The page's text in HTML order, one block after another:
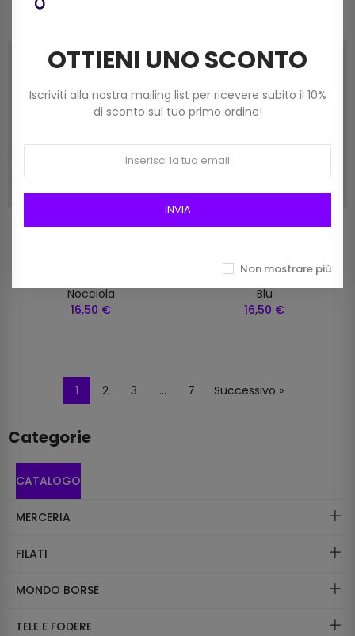
Nocciola
16,50 €
In Ecopelle Con Catena E
Moschettone Art. Ma133scol.
Blu
16,50 €
1 2 3 … 7 Successivo »
Categorie
CATALOGO
MERCERIA
FILATI
MONDO BORSE
TELE E FODERE
OTTIENI UNO SCONTO
Iscriviti alla nostra mailing list per ricevere subito il 10%
di sconto sul tuo primo ordine!
INVIA
Non mostrare più